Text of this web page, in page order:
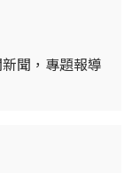
聞，專題報導